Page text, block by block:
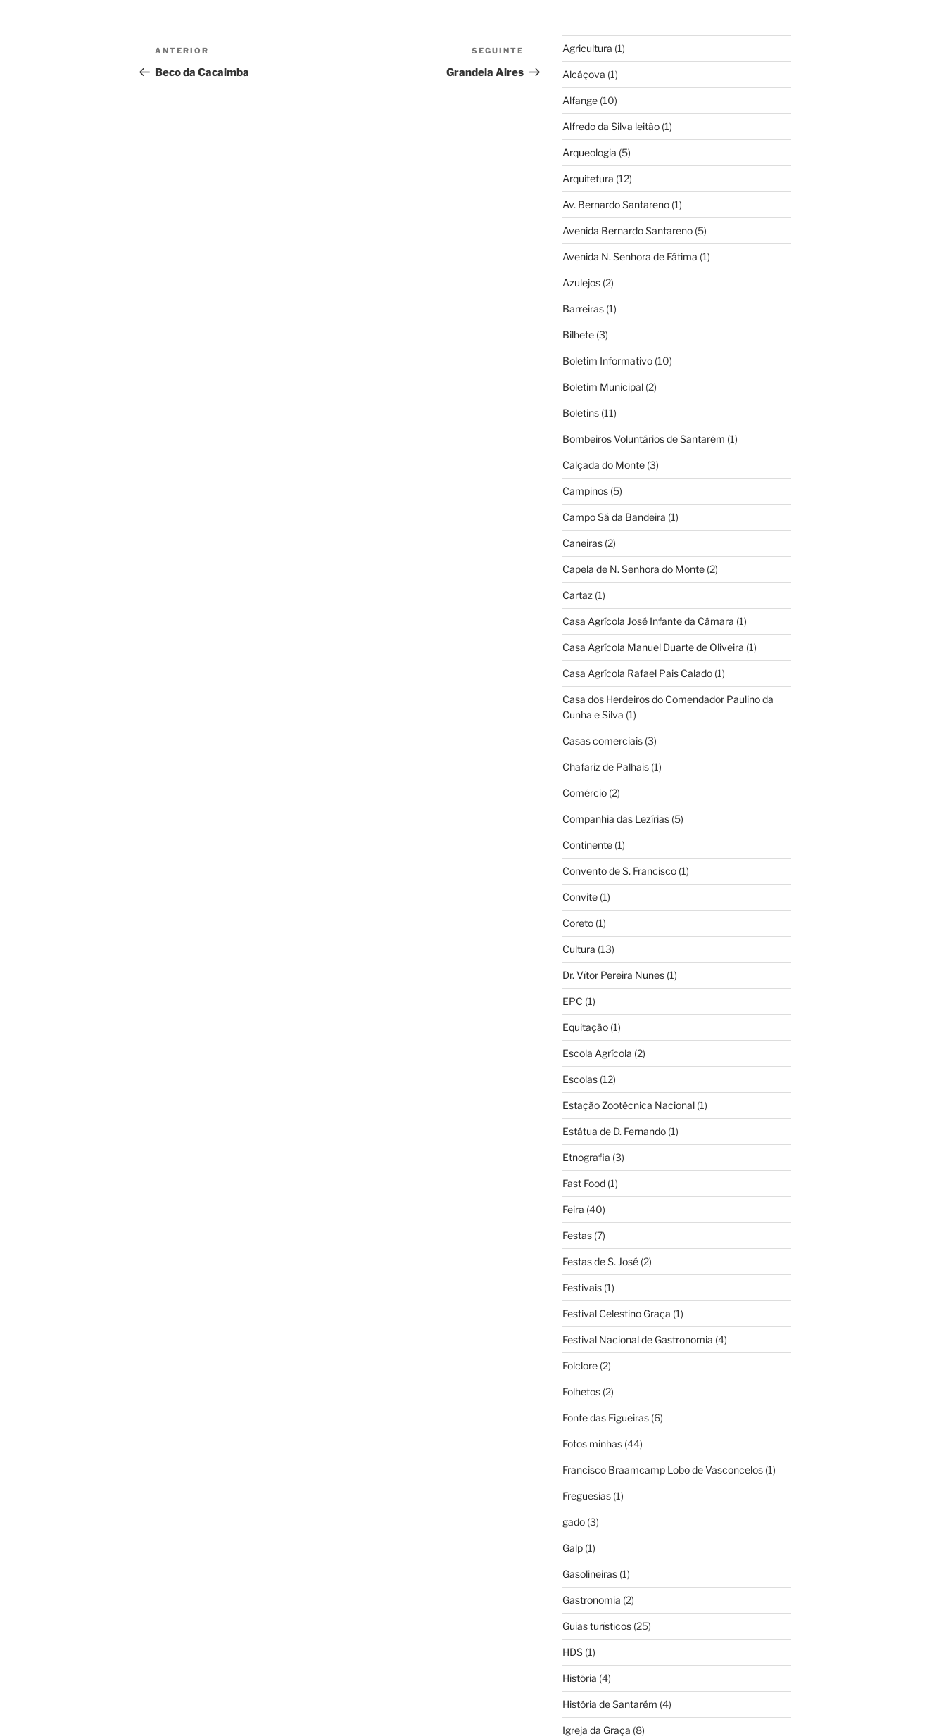
Navegação
de
Conteúdo
anterior
ANTERIOR
Beco da Cacaimba
Conteúdo
seguinte
SEGUINTE
Grandela Aires
Agricultura (1)
Alcáçova (1)
Alfange(10)
Alfredo da Silva leitão(1)
Arqueologia (5)
Arquitetura (12)
Av. Bernardo Santareno(1)
Avenida Bernardo Santareno(5)
Avenida N. Senhora de Fátima (1)
Azulejos(2)
Barreiras(1)
Bilhete(3)
Boletim Informativo(10)
Boletim Municipal(2)
Boletins(11)
Bombeiros Voluntários de Santarém (1)
Calçada do Monte(3)
Campinos(5)
Campo Sá da Bandeira (1)
Caneiras(2)
Capela de N. Senhora do Monte(2)
Cartaz (1)
Casa Agrícola José Infante da Câmara (1)
Casa Agrícola Manuel Duarte de Oliveira (1)
Casa Agrícola Rafael Pais Calado(1)
Casa dos Herdeiros do Comendador Paulino da
Cunha e Silva (1)
Casas comerciais(3)
Chafariz de Palhais(1)
Comércio(2)
Companhia das Lezírias(5)
Continente(1)
Convento de S. Francisco(1)
Convite(1)
Coreto(1)
Cultura (13)
Dr. Vítor Pereira Nunes(1)
EPC (1)
Equitação(1)
Escola Agrícola (2)
Escolas(12)
Estação Zootécnica Nacional(1)
Estátua de D. Fernando(1)
Etnografia (3)
Fast Food(1)
Feira (40)
Festas(7)
Festas de S. José(2)
Festivais(1)
Festival Celestino Graça (1)
Festival Nacional de Gastronomia (4)
Folclore(2)
Folhetos(2)
Fonte das Figueiras(6)
Fotos minhas(44)
Francisco Braamcamp Lobo de Vasconcelos(1)
Freguesias(1)
gado(3)
Galp(1)
Gasolineiras(1)
Gastronomia (2)
Guias turísticos(25)
HDS(1)
História (4)
História de Santarém (4)
Igreja da Graça (8)